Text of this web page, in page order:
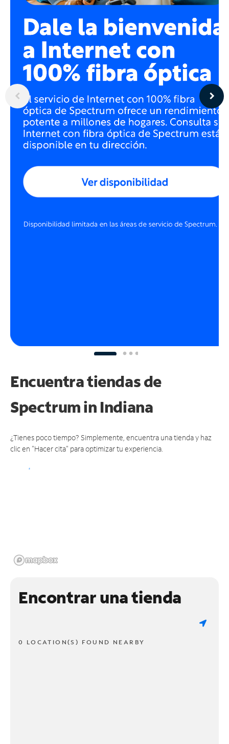
Encuentra tiendas de
Spectrumin Indiana
¿Tienes poco tiempo? Simplemente, encuentra una tienda y haz
clic en "Hacer cita" para optimizar tu experiencia.
Encontrar una tienda
0 LOCATION(S) FOUND NEARBY